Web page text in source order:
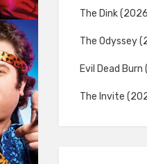
The Dink
The Odyssey
Evil Dead
The Invite